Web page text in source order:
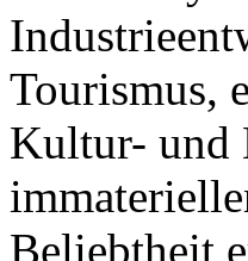
Tourismus,
Kultur- und
Beliebtheit